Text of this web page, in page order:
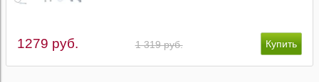
1 319 руб.
1279 руб.